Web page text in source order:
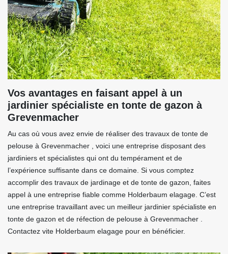
Vos avantages en faisant appel à un
jardinier spécialiste en tonte de gazon à
Grevenmacher
Au cas où vous avez envie de réaliser des travaux de tonte de
pelouse à Grevenmacher , voici une entreprise disposant des
jardiniers et spécialistes qui ont du tempérament et de
l’expérience suffisante dans ce domaine. Si vous comptez
accomplir des travaux de jardinage et de tonte de gazon, faites
appel à une entreprise fiable comme Holderbaum elagage. C’est
une entreprise travaillant avec un meilleur jardinier spécialiste en
tonte de gazon et de réfection de pelouse à Grevenmacher .
Contactez vite Holderbaum elagage pour en bénéficier.